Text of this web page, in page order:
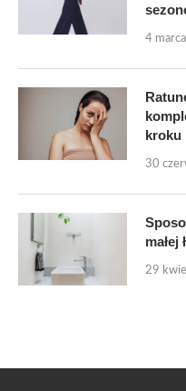
4
kroku
30
małej
29